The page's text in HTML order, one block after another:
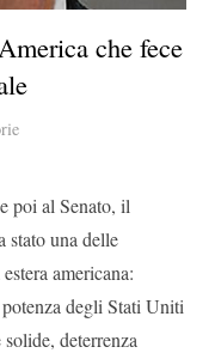
che fece
poi al Senato, il
stato una delle
americana:
degli Stati Uniti
solide, deterrenza